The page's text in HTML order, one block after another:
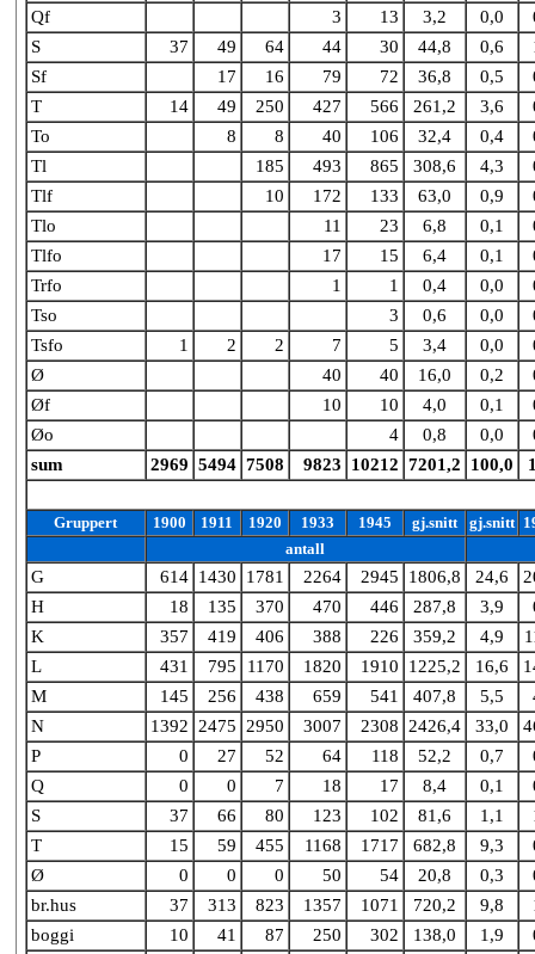
Qf
3 13 3,2 0,0
S
37 49 64 44 30 44,8 0,6
Sf
17 16 79 72 36,8 0,5
T
14 49 250 427 566 261,2 3,6
To
8 8 40 106 32,4 0,4
Tl
185 493 865 308,6 4,3
Tlf
10 172 133 63,0 0,9
Tlo
11 23 6,8 0,1
Tlfo
17 15 6,4 0,1
Trfo
1 1 0,4 0,0
Tso
3 0,6 0,0
Tsfo
1 2 2 7 5 3,4 0,0
Ø
40 40 16,0 0,2
Øf
10 10 4,0 0,1
Øo
4 0,8 0,0
sum
2969 5494 7508 9823 10212 7201,2 100,0
Gruppert 1900 1911 1920 1933 1945 gj.snitt gj.snitt
antall
G 614 1430 1781 2264 2945 1806,8 24,6
H
18 135 370 470 446 287,8 3,9
K
357 419 406 388 226 359,2 4,9
L
431 795 1170 1820 1910 1225,2 16,6
M
145 256 438 659 541 407,8 5,5
N
1392 2475 2950 3007 2308 2426,4 33,0
P
0 27 52 64 118 52,2 0,7
Q
0 0 7 18 17 8,4 0,1
S
37 66 80 123 102 81,6 1,1
T
15 59 455 1168 1717 682,8 9,3
Ø
0 0 0 50 54 20,8 0,3
br.hus
37 313 823 1357 1071 720,2 9,8
boggi
10 41 87 250 302 138,0 1,9